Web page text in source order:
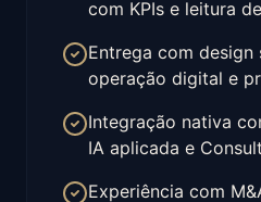
com KPIs e leitura
Entrega com
operação digital e
Integração nativa
IA aplicada e
Experiência com